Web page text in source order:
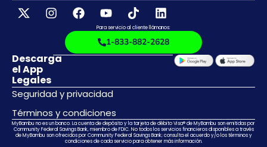
Legales
Seguridad y privacidad
Términos y condiciones
Para servicio al cliente llámanos:
1-833-882-2628
Descarga
el App
MyBambu no es un banco. La cuenta de depósito y la tarjeta de débito Visa® de MyBambu son emitidas por
Community Federal Savings Bank, miembro de FDIC. No todos los servicios financieros disponibles a través
de MyBambu son ofrecidos por Community Federal Savings Bank; consulta el acuerdo y/o los términos y
condiciones de cada servicio para obtener más información.